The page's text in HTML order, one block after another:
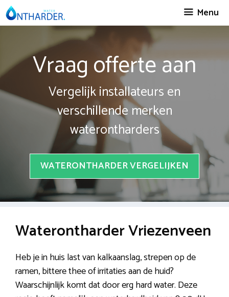
Spring
naar
Menu
Vraag offerte aan
Vergelijk installateurs en
verschillende merken
waterontharders
WATERONTHARDER VERGELIJKEN
Waterontharder Vriezenveen
Heb je in huis last van kalkaanslag, strepen op de
ramen, bittere thee of irritaties aan de huid?
Waarschijnlijk komt dat door erg hard water. Deze